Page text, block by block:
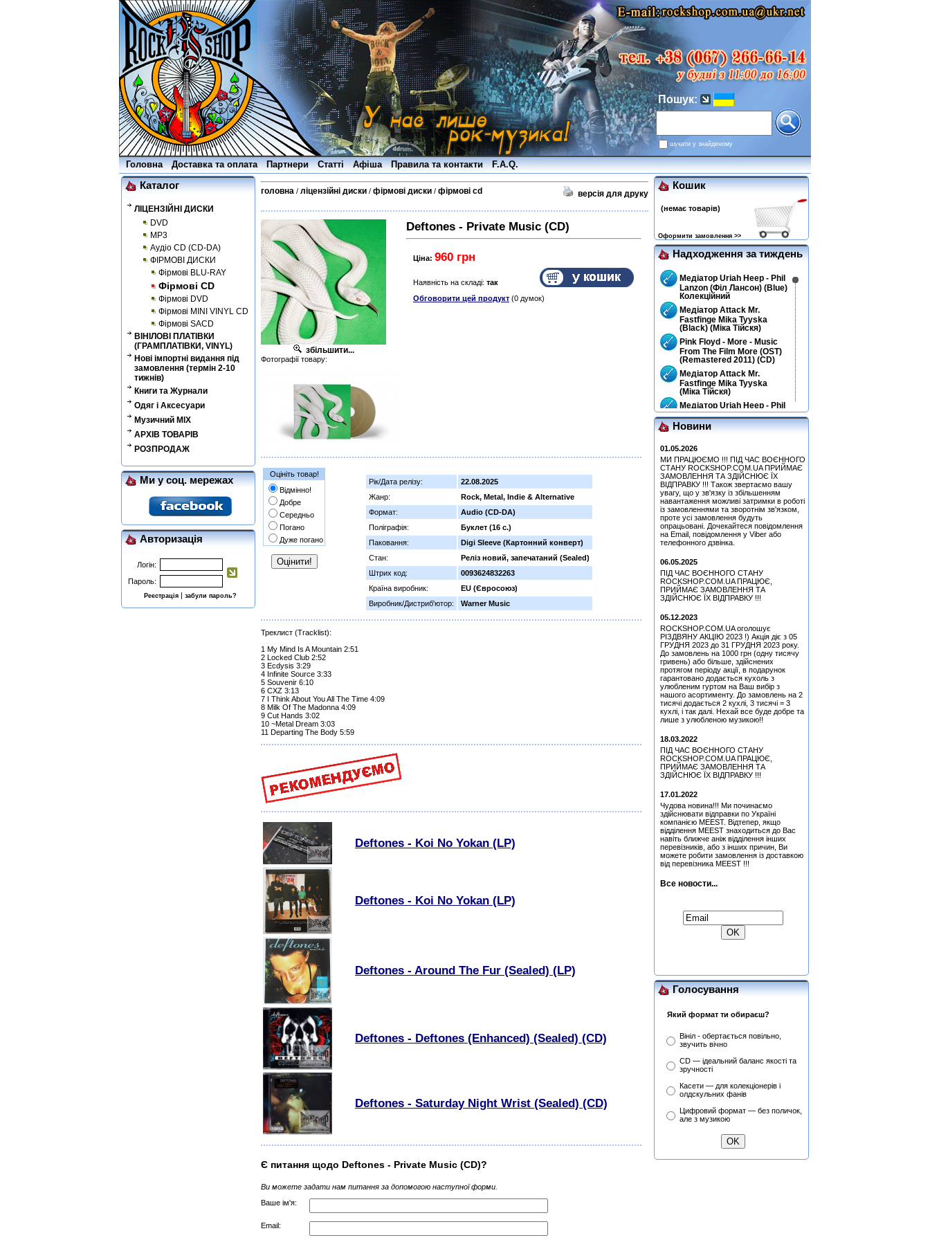
Пошук:
шукати у знайденому
Головна Доставка та оплата Партнери Статті Афіша Правила та контакти F.A.Q.
Каталог
ЛІЦЕНЗІЙНІ ДИСКИ
DVD
MP3
Аудіо CD (CD-DA)
ФІРМОВІ ДИСКИ
Фірмові BLU-RAY
Фірмові CD
Фірмові DVD
Фірмові MINI VINYL CD
Фірмові SACD
ВІНІЛОВІ ПЛАТІВКИ
(ГРАМПЛАТІВКИ, VINYL)
Нові імпортні видання під
замовлення (термін 2-10
тижнів)
Книги та Журнали
Одяг і Аксесуари
Музичний MIX
АРХІВ ТОВАРІВ
РОЗПРОДАЖ
Ми у соц. мережах
Авторизація
Логін:
Пароль:
Реєстрація| забули пароль?
головна / ліцензійні диски / фірмові диски / фірмові cd версія для друку
збільшити...
Фотографії товару:
Deftones - Private Music (CD)
Ціна: 960 грн
Наявність на складі: так
Обговорити цей продукт (0 думок)
Оцініть товар!
Відмінно!
Добре
Середньо
Погано
Дуже погано
Рік/Дата релізу:
22.08.2025
Жанр:
Rock, Metal, Indie & Alternative
Формат:
Audio (CD-DA)
Поліграфія:
Буклет (16 с.)
Паковання:
Digi Sleeve (Картонний конверт)
Стан:
Реліз новий, запечатаний (Sealed)
Штрих код:
0093624832263
Країна виробник:
EU (Євросоюз)
Виробник/Дистриб'ютор:
Warner Music
Треклист (Tracklist):
1 My Mind Is A Mountain 2:51
2 Locked Club 2:52
3 Ecdysis 3:29
4 Infinite Source 3:33
5 Souvenir 6:10
6 CXZ 3:13
7 I Think About You All The Time 4:09
8 Milk Of The Madonna 4:09
9 Cut Hands 3:02
10 ~Metal Dream 3:03
11 Departing The Body 5:59
Deftones - Koi No Yokan (LP)
Deftones - Koi No Yokan (LP)
Deftones - Around The Fur (Sealed) (LP)
Deftones - Deftones (Enhanced) (Sealed) (CD)
Deftones - Saturday Night Wrist (Sealed) (CD)
Є питання щодо Deftones - Private Music (CD)?
Ви можете задати нам питання за допомогою наступної форми.
Ваше ім'я:
Email:
Кошик
(немає товарів)
Оформити замовлення >>
Надходження за тиждень
Медіатор Uriah Heep - Phil
Lanzon (Філ Лансон) (Blue)
Колекційний
Медіатор Attack Mr.
Fastfinge Mika Tyyska
(Black) (Міка Тійскя)
Pink Floyd - More - Music
From The Film More (OST)
(Remastered 2011) (CD)
Медіатор Attack Mr.
Fastfinge Mika Tyyska
(Міка Тійскя)
Медіатор Uriah Heep - Phil
Lanzon (Філ Лансон)
(Green) Колекційний
Attack Mr. Fastfinge Mika
Медіатор Attack Mr.
Fastfinge Mika Tyyska
(Міка Тійскя)
Медіатор Accept Uwe Lulis
Медіатор Uriah Heep - Phil
Lanzon (Філ Лансон) (Blue)
Колекційний
Fastfinge Mika Tyyska
(Black) (Міка Тійскя)
Медіатор Jyrki
Joe - Seesaw (CD)
Медіатор Uriah Heep - Phil
Lanzon (Філ Лансон) (Red)
Колекційний
Медіатор Uriah Heep - Phil
Lanzon (Філ Лансон)
(Green) Колекційний
Медіатор Accept Uwe Lulis
Quatro, Suzi - Freedom
Медіатор Jyrki
Медіатор Uriah Heep - Phil
Lanzon (Філ Лансон)
Медіатор Uriah Heep - Phil
Lanzon (Філ Лансон) (Red)
Колекційний
Simon, Paul - Graceland
(25th Anniversary Edition)
(CD+DVD)
Медіатор Uriah Heep - Phil
(Yellow) Колекційний
(Yellow) Колекційний
Медіатор Burning Dwarf
Attack Mr. Fastfinge Mika
Новини
01.05.2026
МИ ПРАЦЮЄМО !!! ПІД ЧАС ВОЄННОГО
СТАНУ ROCKSHOP.COM.UA ПРИЙМАЄ
ЗАМОВЛЕННЯ ТА ЗДІЙСНЮЄ ЇХ
ВІДПРАВКУ !!! Також звертаємо вашу
увагу, що у зв'язку із збільшенням
навантаження можливі затримки в роботі
із замовленнями та зворотнім зв'язком,
проте усі замовлення будуть
опрацьовані. Дочекайтеся повідомлення
на Email, повідомлення у Viber або
телефонного дзвінка.
06.05.2025
ПІД ЧАС ВОЄННОГО СТАНУ
ROCKSHOP.COM.UA ПРАЦЮЄ,
ПРИЙМАЄ ЗАМОВЛЕННЯ ТА
ЗДІЙСНЮЄ ЇХ ВІДПРАВКУ !!!
05.12.2023
ROCKSHOP.COM.UA оголошує
РІЗДВЯНУ АКЦІЮ 2023 !) Акція діє з 05
ГРУДНЯ 2023 до 31 ГРУДНЯ 2023 року.
До замовлень на 1000 грн (одну тисячу
гривень) або більше, здійснених
протягом періоду акції, в подарунок
гарантовано додається кухоль з
улюбленим гуртом на Ваш вибір з
нашого асортименту. До замовлень на 2
тисячі додається 2 кухлі, 3 тисячі = 3
кухлі, і так далі. Нехай все буде добре та
лише з улюбленою музикою!!
18.03.2022
ПІД ЧАС ВОЄННОГО СТАНУ
ROCKSHOP.COM.UA ПРАЦЮЄ,
ПРИЙМАЄ ЗАМОВЛЕННЯ ТА
ЗДІЙСНЮЄ ЇХ ВІДПРАВКУ !!!
17.01.2022
Чудова новина!!! Ми починаємо
здійснювати відправки по Україні
компанією MEEST. Відтепер, якщо
відділення MEEST знаходиться до Вас
навіть ближче аніж відділення інших
перевізників, або з інших причин, Ви
можете робити замовлення із доставкою
від перевізника MEEST !!!
Все новости...
Голосування
Який формат ти обираєш?
Вініл - обертається повільно,
звучить вічно
CD — ідеальний баланс якості та
зручності
Касети — для колекціонерів і
олдскульних фанів
Цифровий формат — без поличок,
але з музикою